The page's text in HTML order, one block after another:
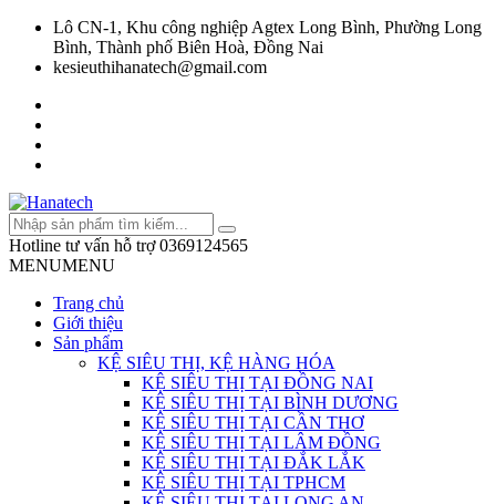
Lô CN-1, Khu công nghiệp Agtex Long Bình, Phường Long
Bình, Thành phố Biên Hoà, Đồng Nai
kesieuthihanatech@gmail.com
Hotline tư vấn hỗ trợ 0369124565
MENUMENU
Trang chủ
Giới thiệu
Sản phẩm
KỆ SIÊU THỊ, KỆ HÀNG HÓA
KỆ SIÊU THỊ TẠI ĐỒNG NAI
KỆ SIÊU THỊ TẠI BÌNH DƯƠNG
KỆ SIÊU THỊ TẠI CẦN THƠ
KỆ SIÊU THỊ TẠI LÂM ĐỒNG
KỆ SIÊU THỊ TẠI ĐẮK LẮK
KỆ SIÊU THỊ TẠI TPHCM